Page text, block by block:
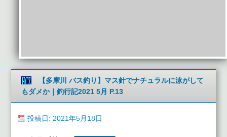
【多摩川 バス釣り】マス針でナチュラルに泳がして
もダメか｜釣行記2021 5月 P.13
投稿日: 2021年5月18日